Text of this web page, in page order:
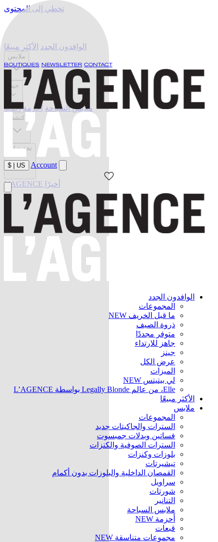
تخطي إلى المحتوى
BOUTIQUES NEWSLETTER CONTACT
US
$ Account
الوافدون الجدد
المجموعات
ما قبل الخريف NEW
ذروة الصيف
متوفر مجددًا
جاهز للارتداء
جينز
عرض الكل
الميزات
لي بيتيتس NEW
Elle، من عالم Legally Blonde بواسطة L’AGENCE
الأكثر مبيعًا
ملابس
المجموعات
السترات والجاكيتات جديد
فساتين وبدلات جمبسوت
السترات الصوفية والكنزات
بلوزات وكنزات
تيشيرتات
القمصان الداخلية والبلوزات بدون أكمام
سراويل
شورتات
التنانير
ملابس السباحة
أحزمة NEW
قبعات
مجموعات متناسقة NEW
الوافدون الجدد الأكثر مبيعًا
ملابس
جينز
ملابس السباحة أحزمة أحذية
اكتشف
تخفيضات
L'AGENCE أخيرًا